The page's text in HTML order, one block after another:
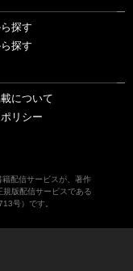
探す
探す
について
リシー
配信サービスが、著作
版配信サービスである
号）です。